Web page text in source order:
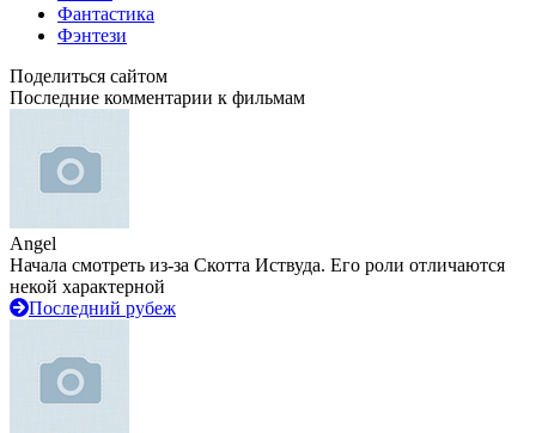
Фантастика
Фэнтези
Поделиться сайтом
Последние комментарии к фильмам
Angel
Начала смотреть из-за Скотта Иствуда. Его роли отличаются
некой характерной
Последний рубеж